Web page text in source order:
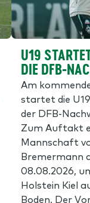
U19
DIE DFB-
Am
startet die
der DFB-
Zum Auftakt
Mannschaft
Bremermann
08.08.2026,
Holstein Kiel
Boden. Der